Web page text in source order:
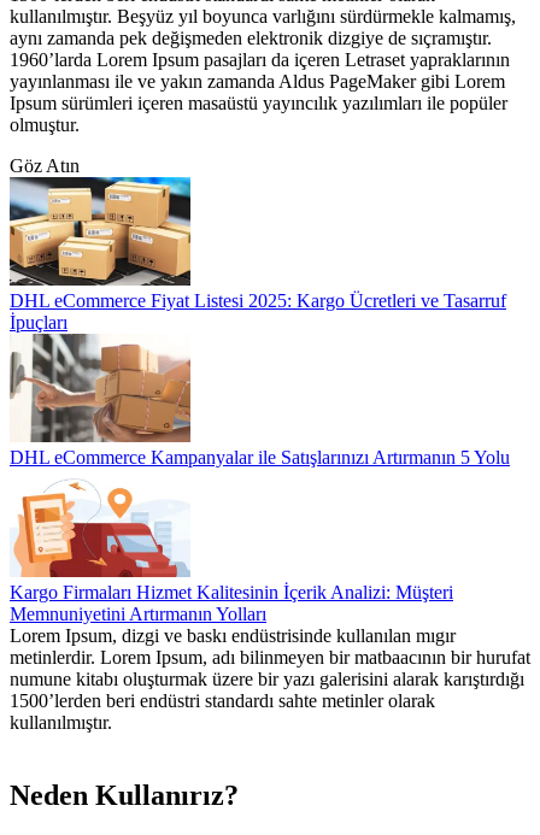
kullanılmıştır. Beşyüz yıl boyunca varlığını sürdürmekle kalmamış,
aynı zamanda pek değişmeden elektronik dizgiye de sıçramıştır.
1960’larda Lorem Ipsum pasajları da içeren Letraset yapraklarının
yayınlanması ile ve yakın zamanda Aldus PageMaker gibi Lorem
Ipsum sürümleri içeren masaüstü yayıncılık yazılımları ile popüler
olmuştur.
Göz Atın
DHL eCommerce Fiyat Listesi 2025: Kargo Ücretleri ve Tasarruf
İpuçları
DHL eCommerce Kampanyalar ile Satışlarınızı Artırmanın 5 Yolu
Kargo Firmaları Hizmet Kalitesinin İçerik Analizi: Müşteri
Memnuniyetini Artırmanın Yolları
Lorem Ipsum, dizgi ve baskı endüstrisinde kullanılan mıgır
metinlerdir. Lorem Ipsum, adı bilinmeyen bir matbaacının bir hurufat
numune kitabı oluşturmak üzere bir yazı galerisini alarak karıştırdığı
1500’lerden beri endüstri standardı sahte metinler olarak
kullanılmıştır.
Neden Kullanırız?